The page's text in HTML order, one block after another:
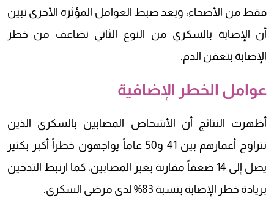
فقط من الأصحاء، وبعد ضبط العوامل المؤثرة الأخرى تبين
أن الإصابة بالسكري من النوع الثاني تضاعف من خطر
الإصابة بتعفن الدم.
عوامل الخطر الإضافية
أظهرت النتائج أن الأشخاص المصابين بالسكري الذين
تتراوح أعمارهم بين 41 و50 عاماً يواجهون خطراً أكبر بكثير
يصل إلى 14 ضعفاً مقارنة بغير المصابين، كما ارتبط التدخين
بزيادة خطر الإصابة بنسبة 83% لدى مرضى السكري.